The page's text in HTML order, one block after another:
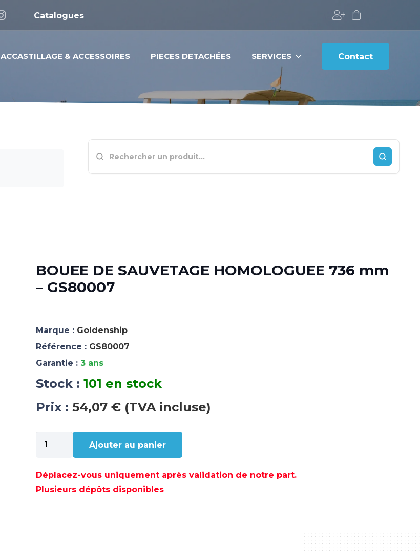
Catalogues
ACCASTILLAGE & ACCESSOIRES PIECES DETACHÉES SERVICES Contact
BOUEE DE SAUVETAGE HOMOLOGUEE 736 mm
– GS80007
Marque : Goldenship
Référence : GS80007
Garantie : 3 ans
Stock : 101 en stock
Prix : 54,07 € (TVA incluse)
quantité
de
DE
SAUVETAGE
Ajouter au panier
Déplacez-vous uniquement après validation de notre part.
Plusieurs dépôts disponibles